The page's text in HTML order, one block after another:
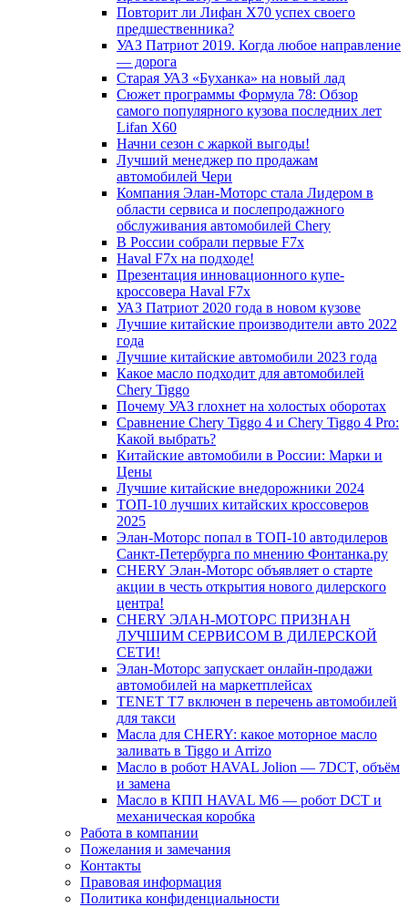
Повторит ли Лифан Х70 успех своего
предшественника?
УАЗ Патриот 2019. Когда любое направление
— дорога
Старая УАЗ «Буханка» на новый лад
Сюжет программы Формула 78: Обзор
самого популярного кузова последних лет
Lifan X60
Начни сезон с жаркой выгоды!
Лучший менеджер по продажам
автомобилей Чери
Компания Элан-Моторс стала Лидером в
области сервиса и послепродажного
обслуживания автомобилей Chery
В России собрали первые F7x
Haval F7x на подходе!
Презентация инновационного купе-
кроссовера Haval F7x
УАЗ Патриот 2020 года в новом кузове
Лучшие китайские производители авто 2022
года
Лучшие китайские автомобили 2023 года
Какое масло подходит для автомобилей
Chery Tiggo
Почему УАЗ глохнет на холостых оборотах
Сравнение Chery Tiggo 4 и Chery Tiggo 4 Pro:
Какой выбрать?
Китайские автомобили в России: Марки и
Цены
Лучшие китайские внедорожники 2024
ТОП-10 лучших китайских кроссоверов
2025
Элан-Моторс попал в ТОП-10 автодилеров
Санкт-Петербурга по мнению Фонтанка.ру
CHERY Элан-Моторс объявляет о старте
акции в честь открытия нового дилерского
центра!
CHERY ЭЛАН-МОТОРС ПРИЗНАН
ЛУЧШИМ СЕРВИСОМ В ДИЛЕРСКОЙ
СЕТИ!
Элан-Моторс запускает онлайн-продажи
автомобилей на маркетплейсах
TENET T7 включен в перечень автомобилей
для такси
Масла для CHERY: какое моторное масло
заливать в Tiggo и Arrizo
Масло в робот HAVAL Jolion — 7DCT, объём
и замена
Масло в КПП HAVAL M6 — робот DCT и
механическая коробка
Работа в компании
Пожелания и замечания
Контакты
Правовая информация
Политика конфиденциальности